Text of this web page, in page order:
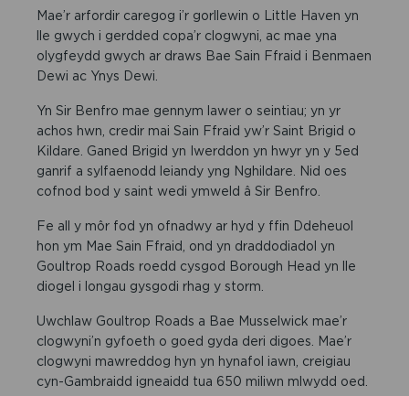
Mae’r arfordir caregog i’r gorllewin o Little Haven yn
lle gwych i gerdded copa’r clogwyni, ac mae yna
olygfeydd gwych ar draws Bae Sain Ffraid i Benmaen
Dewi ac Ynys Dewi.
Yn Sir Benfro mae gennym lawer o seintiau; yn yr
achos hwn, credir mai Sain Ffraid yw’r Saint Brigid o
Kildare. Ganed Brigid yn Iwerddon yn hwyr yn y 5ed
ganrif a sylfaenodd leiandy yng Nghildare. Nid oes
cofnod bod y saint wedi ymweld â Sir Benfro.
Fe all y môr fod yn ofnadwy ar hyd y ffin Ddeheuol
hon ym Mae Sain Ffraid, ond yn draddodiadol yn
Goultrop Roads roedd cysgod Borough Head yn lle
diogel i longau gysgodi rhag y storm.
Uwchlaw Goultrop Roads a Bae Musselwick mae’r
clogwyni’n gyfoeth o goed gyda deri digoes. Mae’r
clogwyni mawreddog hyn yn hynafol iawn, creigiau
cyn-Gambraidd igneaidd tua 650 miliwn mlwydd oed.